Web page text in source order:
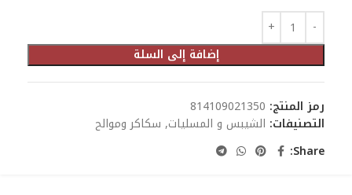
إضافة إلى السلة
رمز المنتج: 814109021350
التصنيفات: الشيبس و المسليات, سكاكر وموالح
Share: